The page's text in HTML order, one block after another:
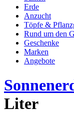
Erde
Anzucht
Töpfe &
Rund um den
Geschenke
Marken
Angebote
Liter